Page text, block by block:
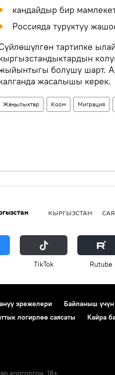
кандайдыр бир
Россияда туруктуу
тартипке
болушу шарт.
жасалышы керек.
Жаңылыктар Коом Миграция
КЫРГЫЗСТАН
ТikТоk Rutube
эрежелери Байланыш үчүн
логирлөө саясаты
Кайра
корголгон. 18+